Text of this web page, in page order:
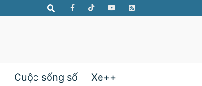
Cuộc sống số Xe++